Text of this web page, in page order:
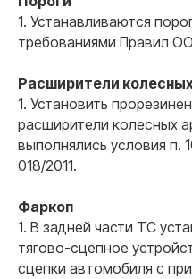
1. Устанавливаются
требованиями Правил
Расширители
1. Установить
расширители колесных
выполнялись условия
018/2011.
Фаркоп
1. В задней части ТС
тягово-сцепное
сцепки автомобиля с